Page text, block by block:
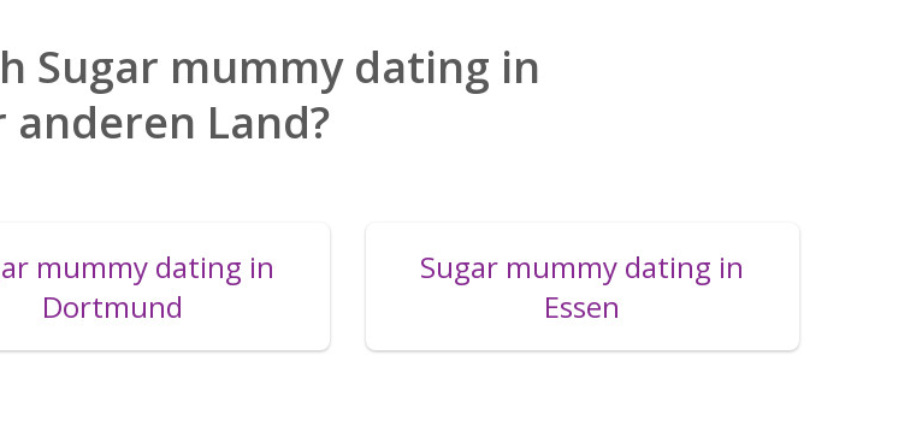
Sugar mummy dating in
anderen Land?
mummy dating in
Dortmund
Sugar mummy dating in
Essen